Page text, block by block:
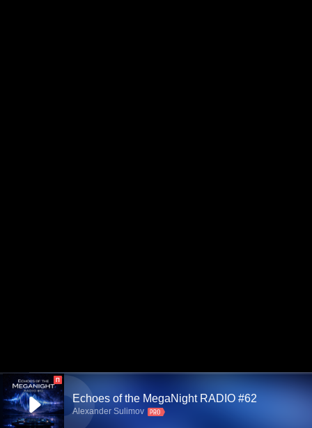
П
Echoes of the MegaNight RADIO #62
Alexander Sulimov